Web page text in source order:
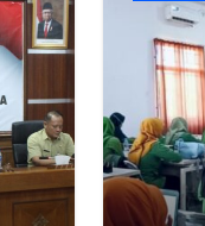
Sewu Prambanan.